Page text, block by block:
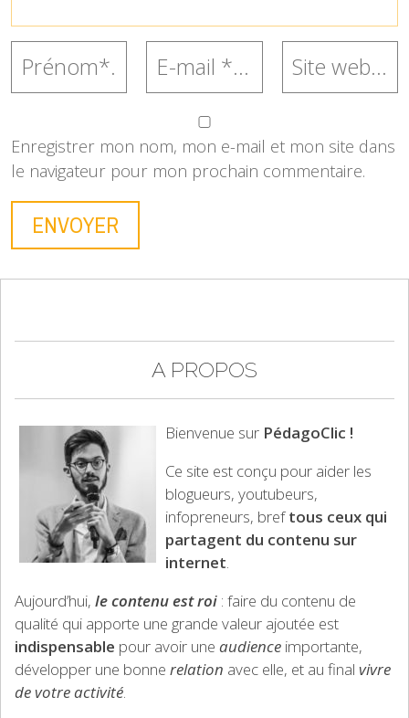
Enregistrer mon nom, mon e-mail et mon site dans
le navigateur pour mon prochain commentaire.
A PROPOS
Bienvenue sur PédagoClic !
Ce site est conçu pour aider les
blogueurs, youtubeurs,
infopreneurs, breftous ceux qui
partagent du contenu sur
internet.
Aujourd’hui, le contenu est roi : faire du contenu de
qualité qui apporte une grande valeur ajoutée est
indispensable pour avoir une audience importante,
développer une bonne relation avec elle, et au final vivre
de votre activité.